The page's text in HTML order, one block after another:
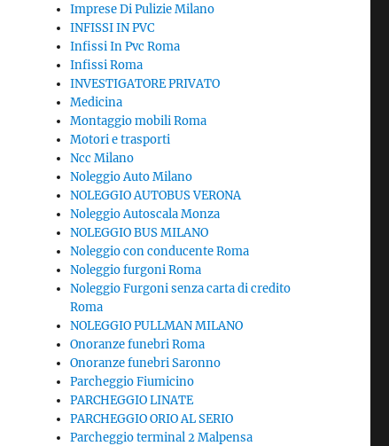
Imprese Di Pulizie Milano
INFISSI IN PVC
Infissi In Pvc Roma
Infissi Roma
INVESTIGATORE PRIVATO
Medicina
Montaggio mobili Roma
Motori e trasporti
Ncc Milano
Noleggio Auto Milano
NOLEGGIO AUTOBUS VERONA
Noleggio Autoscala Monza
NOLEGGIO BUS MILANO
Noleggio con conducente Roma
Noleggio furgoni Roma
Noleggio Furgoni senza carta di credito
Roma
NOLEGGIO PULLMAN MILANO
Onoranze funebri Roma
Onoranze funebri Saronno
Parcheggio Fiumicino
PARCHEGGIO LINATE
PARCHEGGIO ORIO AL SERIO
Parcheggio terminal 2 Malpensa